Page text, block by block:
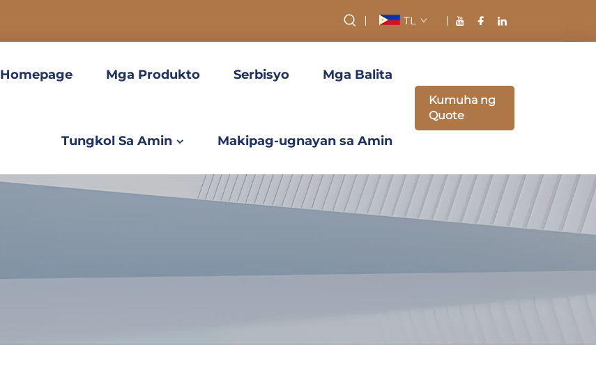
TL
Homepage Mga Produkto Serbisyo Mga Balita
Tungkol Sa Amin Makipag-ugnayan sa Amin
Kumuha ng
Quote